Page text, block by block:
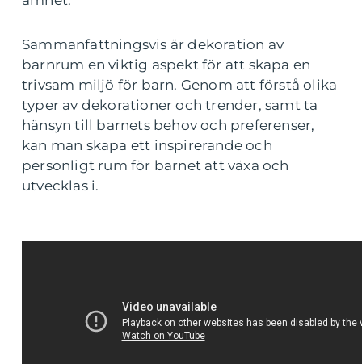
Sammanfattningsvis är dekoration av
barnrum en viktig aspekt för att skapa en
trivsam miljö för barn. Genom att förstå olika
typer av dekorationer och trender, samt ta
hänsyn till barnets behov och preferenser,
kan man skapa ett inspirerande och
personligt rum för barnet att växa och
utvecklas i.